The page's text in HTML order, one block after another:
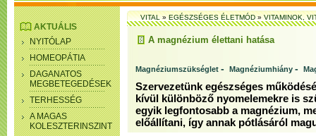
AKTUÁLIS
NYITÓLAP
HOMEOPÁTIA
DAGANATOS
MEGBETEGEDÉSEK
TERHESSÉG
A MAGAS
KOLESZTERINSZINT
VITAL»EGÉSZSÉGES ÉLETMÓD»VITAMINOK,
A magnézium élettani hatása
Magnéziumszükséglet - Magnéziumhiány -
Szervezetünk egészséges
kívül különböző nyomelemekre is
egyik legfontosabb a magnézium,
előállítani, így annak pótlásáról